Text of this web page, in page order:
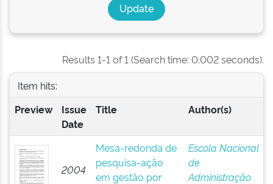
Results 1-1 of 1 (Search time: 0.002 seconds).
Item hits:
Preview
Issue
Date
Title Author(s)
2004
Mesa-redonda de
pesquisa-ação
em gestão por
Escola Nacional
de
Administração